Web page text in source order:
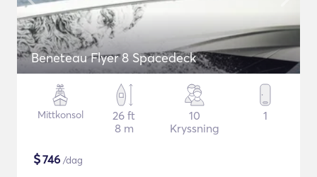
Beneteau Flyer 8 Spacedeck
Mittkonsol
26 ft
8 m
10
Kryssning
1
$746 /dag